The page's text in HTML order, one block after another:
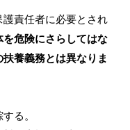
護責任者に必要とされ
危険にさらしてはな
扶養義務とは異なりま
る。